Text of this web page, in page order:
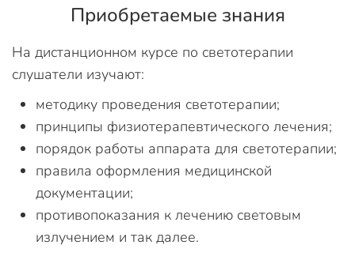
Приобретаемые знания
На дистанционном курсе по светотерапии
слушатели изучают:
методику проведения светотерапии;
принципы физиотерапевтического лечения;
порядок работы аппарата для светотерапии;
правила оформления медицинской
документации;
противопоказания к лечению световым
излучением и так далее.